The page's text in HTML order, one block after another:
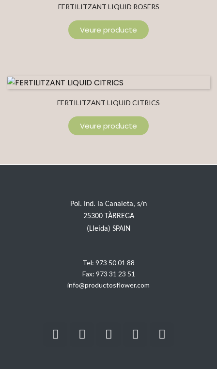
FERTILITZANT LIQUID ROSERS
Veure producte
FERTILITZANT LIQUID CITRICS
Veure producte
Pol. Ind. la Canaleta, s/n
25300 TÀRREGA
(Lleida) SPAIN
Tel: 973 50 01 88
Fax: 973 31 23 51
info@productosflower.com